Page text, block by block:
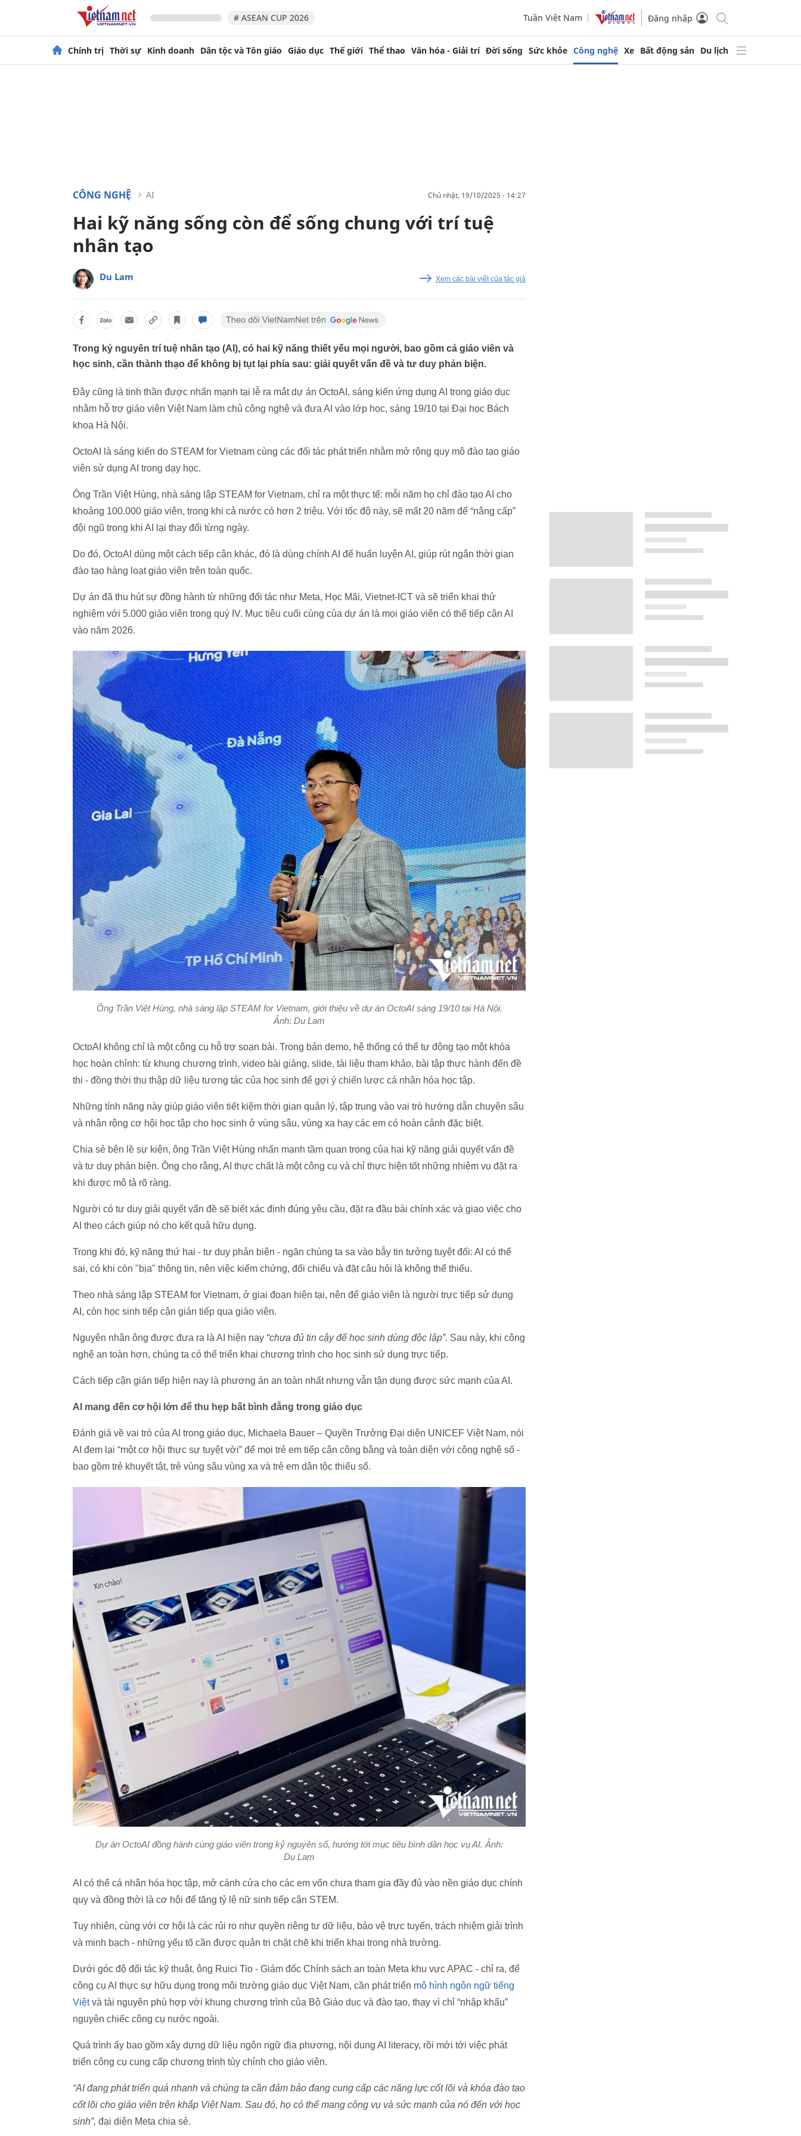
# ASEAN CUP 2026 Tuần Việt Nam Đăng nhập
Chính trị Thời sự Kinh doanh Dân tộc và Tôn giáo Giáo dục Thế giới Thể thao Văn hóa - Giải trí Đời sống Sức khỏe Công nghệ Xe Bất động sản Du lịch
CÔNG NGHỆ AI chủ nhật, 19/10/2025 - 14:27
Hai kỹ năng sống còn để sống chung với trí tuệ
nhân tạo
Du Lam Xem các bài viết của tác giả
Trong kỷ nguyên trí tuệ nhân tạo (AI), có hai kỹ năng thiết yếu mọi người, bao gồm cả giáo viên và
học sinh, cần thành thạo để không bị tụt lại phía sau: giải quyết vấn đề và tư duy phản biện.
Đây cũng là tinh thần được nhấn mạnh tại lễ ra mắt dự án OctoAI, sáng kiến ứng dụng AI trong giáo dục
nhằm hỗ trợ giáo viên Việt Nam làm chủ công nghệ và đưa AI vào lớp học, sáng 19/10 tại Đại học Bách
khoa Hà Nội.
OctoAI là sáng kiến do STEAM for Vietnam cùng các đối tác phát triển nhằm mở rộng quy mô đào tạo giáo
viên sử dụng AI trong dạy học.
Ông Trần Việt Hùng, nhà sáng lập STEAM for Vietnam, chỉ ra một thực tế: mỗi năm họ chỉ đào tạo AI cho
khoảng 100.000 giáo viên, trong khi cả nước có hơn 2 triệu. Với tốc độ này, sẽ mất 20 năm để “nâng cấp”
đội ngũ trong khi AI lại thay đổi từng ngày.
Do đó, OctoAI dùng một cách tiếp cận khác, đó là dùng chính AI để huấn luyện AI, giúp rút ngắn thời gian
đào tạo hàng loạt giáo viên trên toàn quốc.
Dự án đã thu hút sự đồng hành từ những đối tác như Meta, Học Mãi, Vietnet-ICT và sẽ triển khai thử
nghiệm với 5.000 giáo viên trong quý IV. Mục tiêu cuối cùng của dự án là mọi giáo viên có thể tiếp cận AI
vào năm 2026.
Ông Trần Việt Hùng, nhà sáng lập STEAM for Vietnam, giới thiệu về dự án OctoAI sáng 19/10 tại Hà Nội.
Ảnh: Du Lam
OctoAI không chỉ là một công cụ hỗ trợ soạn bài. Trong bản demo, hệ thống có thể tự động tạo một khóa
học hoàn chỉnh: từ khung chương trình, video bài giảng, slide, tài liệu tham khảo, bài tập thực hành đến đề
thi - đồng thời thu thập dữ liệu tương tác của học sinh để gợi ý chiến lược cá nhân hóa học tập.
Những tính năng này giúp giáo viên tiết kiệm thời gian quản lý, tập trung vào vai trò hướng dẫn chuyên sâu
và nhân rộng cơ hội học tập cho học sinh ở vùng sâu, vùng xa hay các em có hoàn cảnh đặc biệt.
Chia sẻ bên lề sự kiện, ông Trần Việt Hùng nhấn mạnh tầm quan trọng của hai kỹ năng giải quyết vấn đề
và tư duy phản biện. Ông cho rằng, AI thực chất là một công cụ và chỉ thực hiện tốt những nhiệm vụ đặt ra
khi được mô tả rõ ràng.
Người có tư duy giải quyết vấn đề sẽ biết xác định đúng yêu cầu, đặt ra đầu bài chính xác và giao việc cho
AI theo cách giúp nó cho kết quả hữu dụng.
Trong khi đó, kỹ năng thứ hai - tư duy phản biện - ngăn chúng ta sa vào bẫy tin tưởng tuyệt đối: AI có thể
sai, có khi còn "bịa" thông tin, nên việc kiểm chứng, đối chiếu và đặt câu hỏi là không thể thiếu.
Theo nhà sáng lập STEAM for Vietnam, ở giai đoạn hiện tại, nên để giáo viên là người trực tiếp sử dụng
AI, còn học sinh tiếp cận gián tiếp qua giáo viên.
Nguyên nhân ông được đưa ra là AI hiện nay “chưa đủ tin cậy để học sinh dùng độc lập”. Sau này, khi công
nghệ an toàn hơn, chúng ta có thể triển khai chương trình cho học sinh sử dụng trực tiếp.
Cách tiếp cận gián tiếp hiện nay là phương án an toàn nhất nhưng vẫn tận dụng được sức mạnh của AI.
AI mang đến cơ hội lớn để thu hẹp bất bình đẳng trong giáo dục
Đánh giá về vai trò của AI trong giáo dục, Michaela Bauer – Quyền Trưởng Đại diện UNICEF Việt Nam, nói
AI đem lại “một cơ hội thực sự tuyệt vời” để mọi trẻ em tiếp cận công bằng và toàn diện với công nghệ số -
bao gồm trẻ khuyết tật, trẻ vùng sâu vùng xa và trẻ em dân tộc thiểu số.
Dự án OctoAI đồng hành cùng giáo viên trong kỷ nguyên số, hướng tới mục tiêu bình dân học vụ AI. Ảnh:
Du Lam
AI có thể cá nhân hóa học tập, mở cánh cửa cho các em vốn chưa tham gia đầy đủ vào nền giáo dục chính
quy và đồng thời là cơ hội để tăng tỷ lệ nữ sinh tiếp cận STEM.
Tuy nhiên, cùng với cơ hội là các rủi ro như quyền riêng tư dữ liệu, bảo vệ trực tuyến, trách nhiệm giải trình
và minh bạch - những yếu tố cần được quản trị chặt chẽ khi triển khai trong nhà trường.
Dưới góc độ đối tác kỹ thuật, ông Ruici Tio - Giám đốc Chính sách an toàn Meta khu vực APAC - chỉ ra, để
công cụ AI thực sự hữu dụng trong môi trường giáo dục Việt Nam, cần phát triển mô hình ngôn ngữ tiếng
Việtvà tài nguyên phù hợp với khung chương trình của Bộ Giáo dục và đào tạo, thay vì chỉ “nhập khẩu”
nguyên chiếc công cụ nước ngoài.
Quá trình ấy bao gồm xây dựng dữ liệu ngôn ngữ địa phương, nội dung AI literacy, rồi mới tới việc phát
triển công cụ cung cấp chương trình tùy chỉnh cho giáo viên.
“AI đang phát triển quá nhanh và chúng ta cần đảm bảo đang cung cấp các năng lực cốt lõi và khóa đào tạo
cốt lõi cho giáo viên trên khắp Việt Nam. Sau đó, họ có thể mang công vụ và sức mạnh của nó đến với học
sinh”, đại diện Meta chia sẻ.